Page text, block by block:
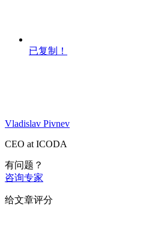
已复制！
Vladislav Pivnev
CEO at ICODA
有问题？
咨询专家
给文章评分